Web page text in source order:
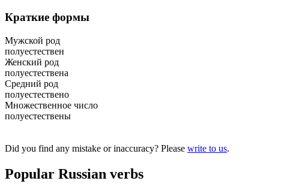
Краткие формы
Мужской род
полуестествен
Женский род
полуестествена
Средний род
полуестествено
Множественное число
полуестествены
Did you find any mistake or inaccuracy? Please write to us.
Popular Russian verbs